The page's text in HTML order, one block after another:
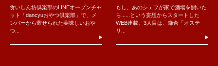
食いしん坊倶楽部のLINEオープンチャ
ット「dancyuおやつ倶楽部」で、メ
ンバーから寄せられた美味しいおや
つ...
もし、あのシェフが家で酒場を開いた
ら......という妄想からスタートした
WEB連載。3人目は、鎌倉「オステ
リ...